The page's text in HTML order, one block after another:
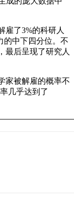
了3%的科研人
的中下四分位。不
最后呈现了研究人
被解雇的概率不
几乎达到了